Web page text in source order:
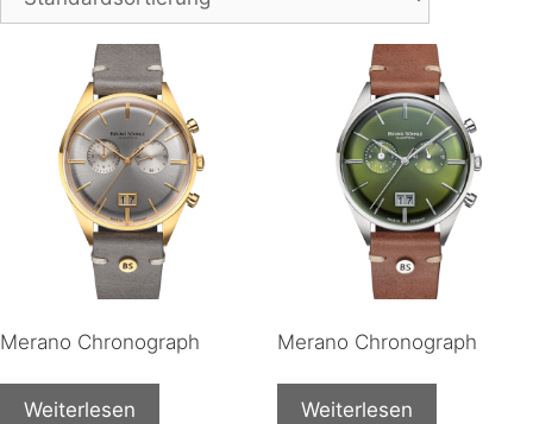
Merano Chronograph
Weiterlesen
Merano Chronograph
Weiterlesen